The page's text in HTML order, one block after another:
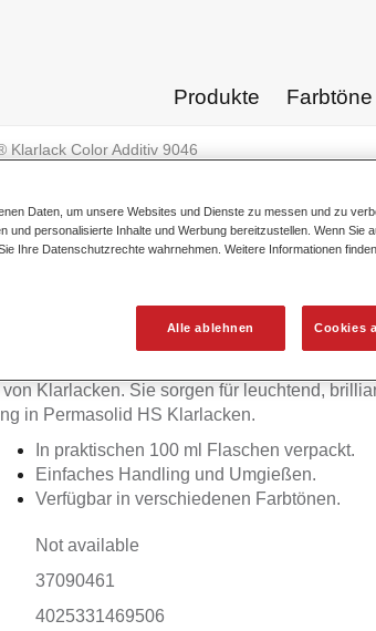
Produkte Farbtöne
Klarlack Color Additiv 9046
Permasolid® Klarlack
Klarlacken. Sie sorgen für leuchtend,
in Permasolid HS Klarlacken.
In praktischen 100 ml Flaschen verpackt.
Einfaches Handling und Umgießen.
Verfügbar in verschiedenen Farbtönen.
Not available
37090461
4025331469506
Daten, um unsere Websites und Dienste zu messen und zu
und personalisierte Inhalte und Werbung bereitzustellen. Wenn Sie
Ihre Datenschutzrechte wahrnehmen. Weitere Informationen
Alle ablehnen Cookies